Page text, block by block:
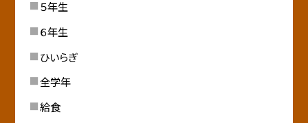
５年生
６年生
ひいらぎ
全学年
給食